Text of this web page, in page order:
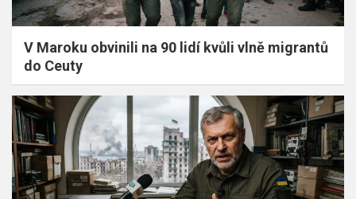
V Maroku obvinili na 90 lidí kvůli vlně migrantů
do Ceuty